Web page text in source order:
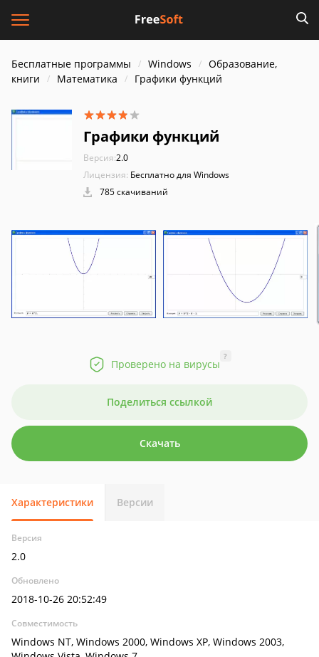
Бесплатные программы Windows
Образование,
книги
Математика Графики функций
Графики функций
Версия:2.0
Лицензия: Бесплатно для Windows
785 скачиваний
Проверено на вирусы
?
Поделиться ссылкой
Скачать
Характеристики Версии
Версия
2.0
Обновлено
2018-10-26 20:52:49
Совместимость
Windows NT, Windows 2000, Windows XP, Windows 2003,